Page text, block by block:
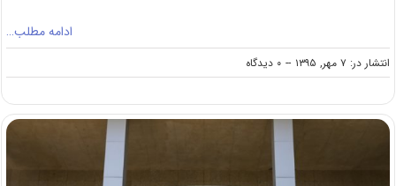
ادامه مطلب…
انتشار در: ۷ مهر, ۱۳۹۵ -- ۰ دیدگاه
on
اطلاعیه
سنجش